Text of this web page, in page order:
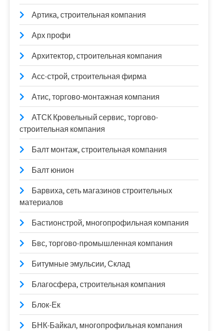
Артика, строительная компания
Арх профи
Архитектор, строительная компания
Асс-строй, строительная фирма
Атис, торгово-монтажная компания
АТСК Кровельный сервис, торгово-
строительная компания
Балт монтаж, строительная компания
Балт юнион
Барвиха, сеть магазинов строительных
материалов
Бастионстрой, многопрофильная компания
Бвс, торгово-промышленная компания
Битумные эмульсии, Склад
Благосфера, строительная компания
Блок-Ек
БНК-Байкал, многопрофильная компания